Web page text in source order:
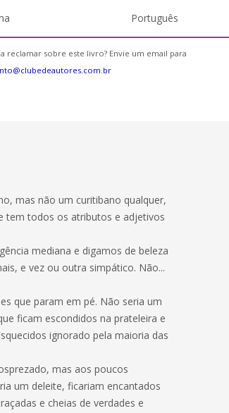
Português
reclamar sobre este livro? Envie um email para
mas não um curitibano qualquer,
tem todos os atributos e adjetivos
mediana e digamos de beleza
e vez ou outra simpático. Não...
que param em pé. Não seria um
ficam escondidos na prateleira e
ignorado pela maioria das
mas aos poucos
um deleite, ficariam encantados
e cheias de verdades e